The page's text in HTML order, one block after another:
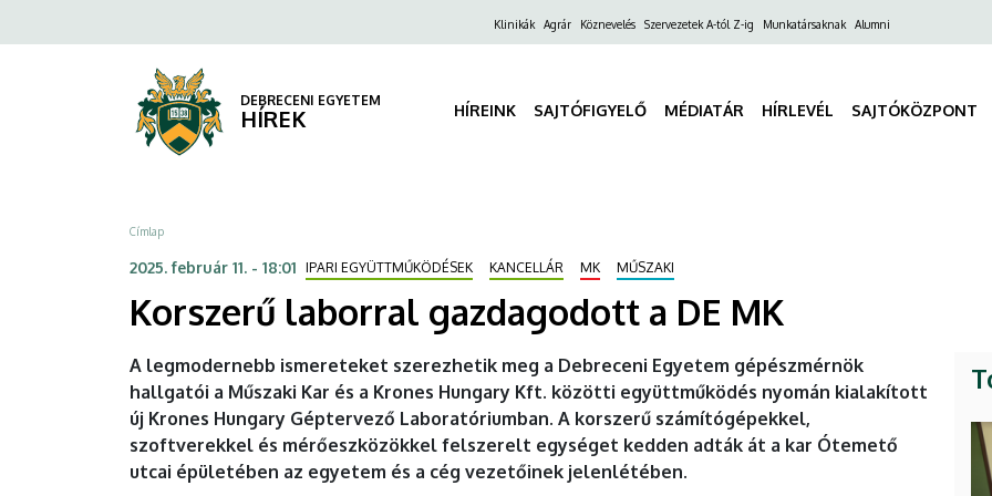
gazdagodott
DEBRECENI
EGYETEM
a
FelsőKlinikák Agrár Köznevelés Szervezetek A-tól Z-ig Munkatársaknak Alumni
DEBRECENI EGYETEM
HÍREK HÍREINK SAJTÓFIGYELŐ MÉDIATÁR HÍRLEVÉL SAJTÓKÖZPONT
Morzsa
Címlap
2025. február 11. - 18:01 IPARI EGYÜTTMŰKÖDÉSEK KANCELLÁR MK MŰSZAKI
Korszerű laborral gazdagodott a DE MK
A legmodernebb ismereteket szerezhetik meg a Debreceni Egyetem gépészmérnök
hallgatói a Műszaki Kar és a Krones Hungary Kft. közötti együttműködés nyomán kialakított
új Krones Hungary Géptervező Laboratóriumban. A korszerű számítógépekkel,
szoftverekkel és mérőeszközökkel felszerelt egységet kedden adták át a kar Ótemető
utcai épületében az egyetem és a cég vezetőinek jelenlétében.